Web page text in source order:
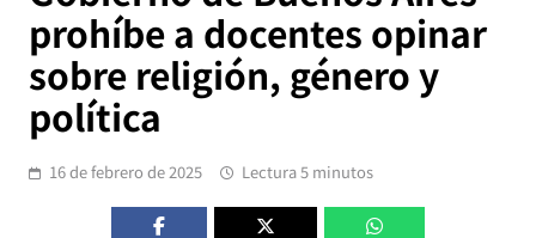
prohíbe a docentes opinar
sobre religión, género y
política
16 de febrero de 2025 Lectura 5 minutos